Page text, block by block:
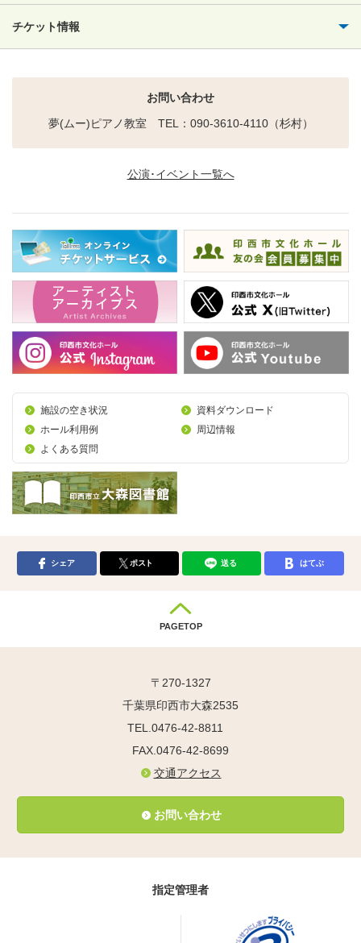
チケット情報
お問い合わせ
夢(ムー)ピアノ教室 TEL：090-3610-4110（杉村）
公演･イベント一覧へ
施設の空き状況
資料ダウンロード
ホール利用例
周辺情報
よくある質問
シェア ポスト 送る はてぶ
PAGETOP
〒270-1327
千葉県印西市大森2535
TEL.0476-42-8811
FAX.0476-42-8699
交通アクセス
お問い合わせ
指定管理者